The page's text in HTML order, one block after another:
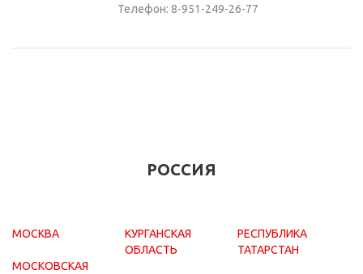
Телефон: 8-951-249-26-77
РОССИЯ
МОСКВА
МОСКОВСКАЯ
КУРГАНСКАЯ
ОБЛАСТЬ
РЕСПУБЛИКА
ТАТАРСТАН